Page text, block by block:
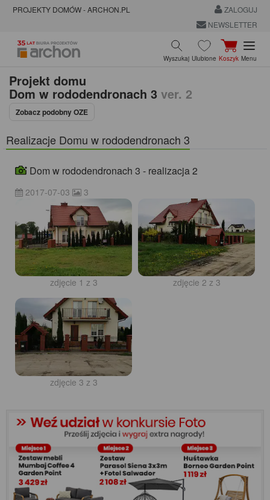
PROJEKTY DOMÓW - ARCHON.PL
ZALOGUJ
NEWSLETTER
Wyszukaj Ulubione Koszyk Menu
Projekt domu
Dom w rododendronach 3 ver. 2
Zobacz podobny OZE
Realizacje Domu w rododendronach 3
Dom w rododendronach 3 - realizacja 2
2017-07-03 3
zdjęcie 1 z 3 zdjęcie 2 z 3
zdjęcie 3 z 3